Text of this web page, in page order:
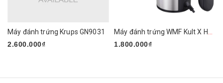
Máy đánh trứng Krups GN9031
2.600.000₫
1.800.000₫